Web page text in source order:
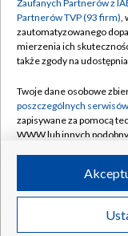
Centrum
Naziemna
Rada Programowa
System NOS
Informacje o
Program dla prasy
Ogłoszenie
©2026
Zaufanych Partnerów z
Partnerów TVP (93 firm),
zautomatyzowanego
mierzenia ich
także zgody na
Twoje dane osobowe
poszczególnych serwisów
zapisywane za pomocą
WWW lub innych
ruchu w Internecie.
Twoje dane osobowe
poszczególnych serwisów